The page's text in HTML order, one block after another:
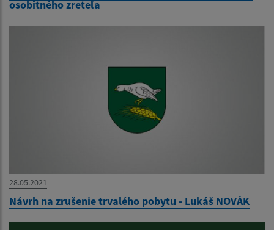
osobitného zreteľa
28.05.2021
Návrh na zrušenie trvalého pobytu - Lukáš NOVÁK